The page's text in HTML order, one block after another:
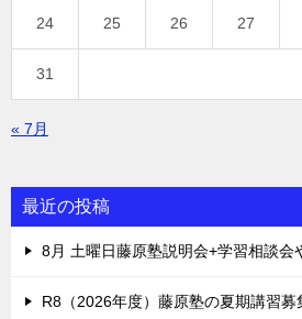
24 25 26 27
31
« 7月
最近の投稿
8月 土曜日藤原塾説明会+学習相談会
R8（2026年度）藤原塾の夏期講習